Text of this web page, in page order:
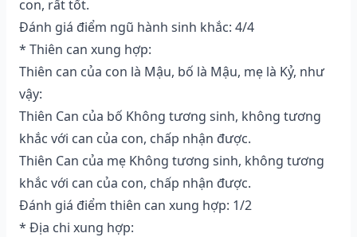
con, rất tốt.
Đánh giá điểm ngũ hành sinh khắc: 4/4
* Thiên can xung hợp:
Thiên can của con là Mậu, bố là Mậu, mẹ là Kỷ, như
vậy:
Thiên Can của bố Không tương sinh, không tương
khắc với can của con, chấp nhận được.
Thiên Can của mẹ Không tương sinh, không tương
khắc với can của con, chấp nhận được.
Đánh giá điểm thiên can xung hợp: 1/2
* Địa chi xung hợp: